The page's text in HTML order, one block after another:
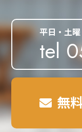
平日・土
tel
無